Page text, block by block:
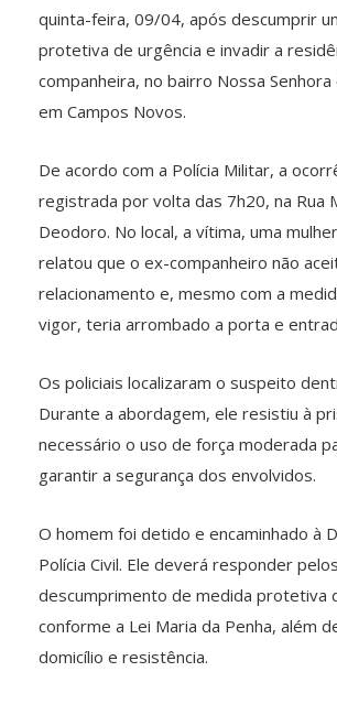
quinta-feira, 09/04, após descumprir
protetiva de urgência e invadir a
companheira, no bairro Nossa
em Campos Novos.
De acordo com a Polícia Militar, a
registrada por volta das 7h20, na Rua
Deodoro. No local, a vítima, uma
relatou que o ex-companheiro não
relacionamento e, mesmo com a
vigor, teria arrombado a porta e
Os policiais localizaram o suspeito
Durante a abordagem, ele resistiu à
necessário o uso de força moderada
garantir a segurança dos envolvidos.
O homem foi detido e encaminhado à
Polícia Civil. Ele deverá responder
descumprimento de medida protetiva
conforme a Lei Maria da Penha, além
domicílio e resistência.